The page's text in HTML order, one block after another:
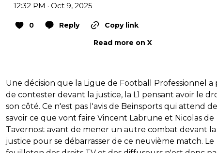
12:32 PM · Oct 9, 2025
0 Reply
Copy link
Read more on X
Une décision que la Ligue de Football Professionnel a
de contester devant la justice, la L1 pensant avoir le
son côté. Ce n'est pas l'avis de Beinsports qui attend de
savoir ce que vont faire Vincent Labrune et Nicolas de
Tavernost avant de mener un autre combat devant la
justice pour se débarrasser de ce neuvième match. Le